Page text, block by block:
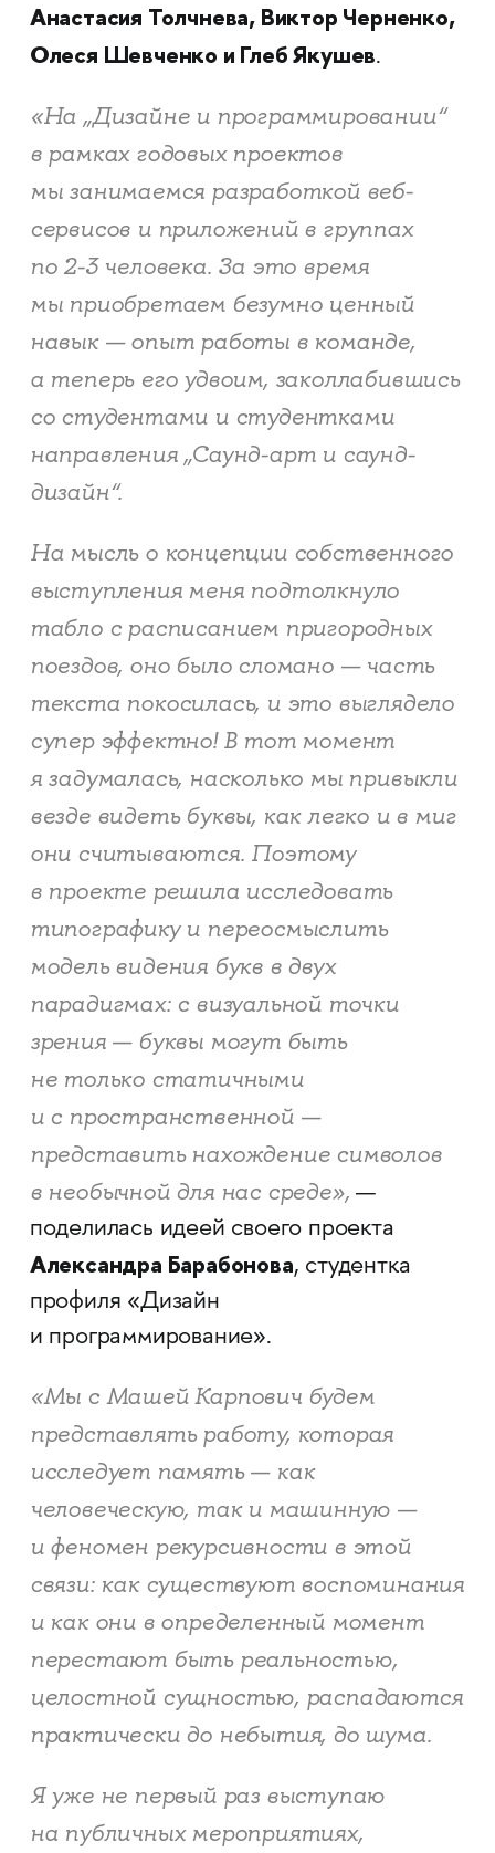
Анастасия Толчнева, Виктор Черненко,
Олеся Шевченко и Глеб Якушев.
«На „Дизайне и программировании“
в рамках годовых проектов
мы занимаемся разработкой веб-
сервисов и приложений в группах
по 2-3 человека. За это время
мы приобретаем безумно ценный
навык — опыт работы в команде,
а теперь его удвоим, заколлабившись
со студентами и студентками
направления „Саунд-арт и саунд-
дизайн“.
На мысль о концепции собственного
выступления меня подтолкнуло
табло с расписанием пригородных
поездов, оно было сломано — часть
текста покосилась, и это выглядело
супер эффектно! В тот момент
я задумалась, насколько мы привыкли
везде видеть буквы, как легко и в миг
они считываются. Поэтому
в проекте решила исследовать
типографику и переосмыслить
модель видения букв в двух
парадигмах: с визуальной точки
зрения — буквы могут быть
не только статичными
и с пространственной —
представить нахождение символов
в необычной для нас среде»,—
поделилась идеей своего проекта
Александра Барабонова, студентка
профиля «Дизайн
и программирование».
«Мы с Машей Карпович будем
представлять работу, которая
исследует память — как
человеческую, так и машинную —
и феномен рекурсивности в этой
связи: как существуют воспоминания
и как они в определенный момент
перестают быть реальностью,
целостной сущностью, распадаются
практически до небытия, до шума.
Я уже не первый раз выступаю
на публичных мероприятиях,